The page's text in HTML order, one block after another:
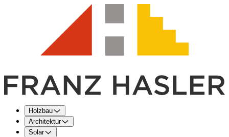
Holzbau
Architektur
Solar